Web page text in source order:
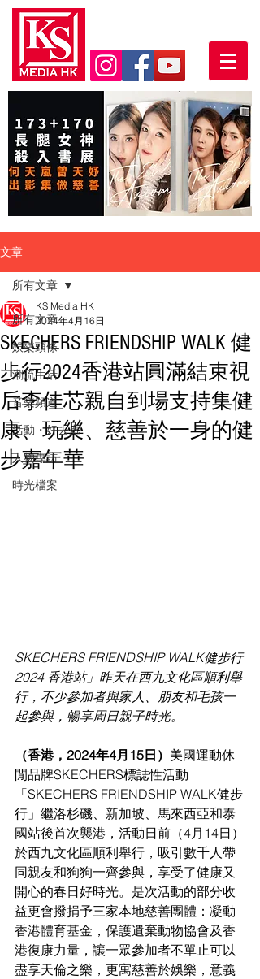
文章
所有文章
娛樂頭條
潮流生活
音樂頻道
活動・好去處
人物專訪
時光檔案
所有文章
SKECHERS FRIENDSHIP WALK 健
步行2024香港站圓滿結束視
后李佳芯親自到場支持集健
康、玩樂、慈善於一身的健
步嘉年華
KS Media HK
2024年4月16日
SKECHERS FRIENDSHIP WALK健步行
2024 香港站」昨天在西九文化區順利舉
行，不少參加者與家人、朋友和毛孩一
起參與，暢享周日親子時光。
（香港，2024年4月15日） 美國運動休
閒品牌SKECHERS標誌性活動
「SKECHERS FRIENDSHIP WALK健步
行」繼洛杉磯、新加坡、馬來西亞和泰
國站後首次襲港，活動日前（4月14日）
於西九文化區順利舉行，吸引數千人帶
同親友和狗狗一齊參與，享受了健康又
開心的春日好時光。是次活動的部分收
益更會撥捐予三家本地慈善團體：凝動
香港體育基金，保護遺棄動物協會及香
港復康力量，讓一眾參加者不單止可以
盡享天倫之樂，更寓慈善於娛樂，意義